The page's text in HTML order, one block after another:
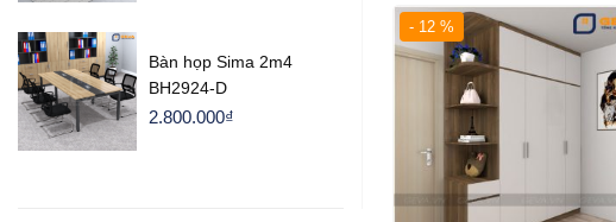
- 12 %
Bàn họp Sima 2m4
BH2924-D
2.800.000₫